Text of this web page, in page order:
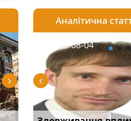
2026-08-05
Аналітична
2026-08-04
2026-07-27